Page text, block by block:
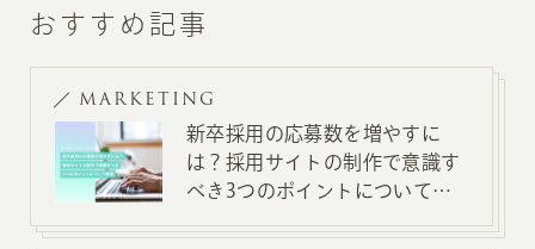
おすすめ記事
MARKETING
新卒採用の応募数を増やすに
は？採用サイトの制作で意識す
べき3つのポイントについて解